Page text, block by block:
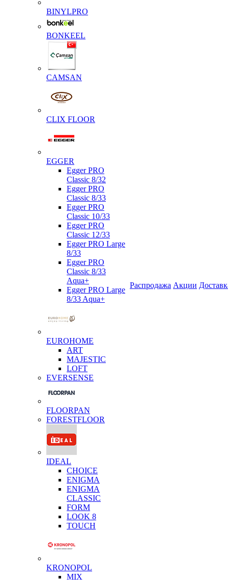
BINYLPRO
BONKEEL
CAMSAN
CLIX FLOOR
EGGER
Egger PRO
Classic 8/32
Egger PRO
Classic 8/33
Egger PRO
Classic 10/33
Egger PRO
Classic 12/33
Egger PRO Large
8/33
Egger PRO
Classic 8/33
Aqua+
Egger PRO Large
8/33 Aqua+
EUROHOME
ART
MAJESTIC
LOFT
EVERSENSE
FLOORPAN
FORESTFLOOR
IDEAL
CHOICE
ENIGMA
ENIGMA
CLASSIC
FORM
LOOK 8
TOUCH
KRONOPOL
MIX
Распродажа Акции